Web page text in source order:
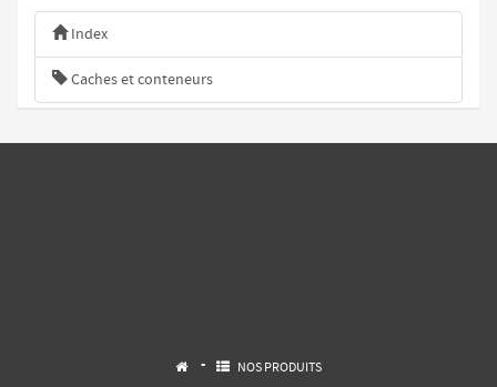
Index
Caches et conteneurs
 -  NOS PRODUITS